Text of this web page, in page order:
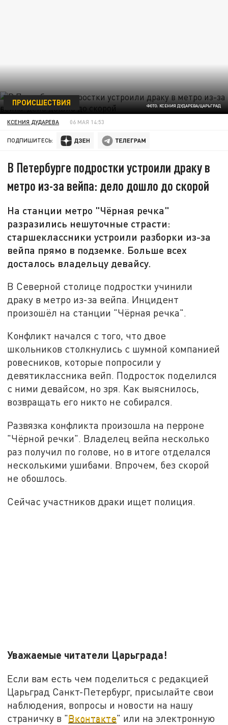
ФОТО: КСЕНИЯ ДУДАРЕВА/ЦАРЬГРАД
ПРОИСШЕСТВИЯ
КСЕНИЯ ДУДАРЕВА 06 МАЯ 14:53
ПОДПИШИТЕСЬ:
В Петербурге подростки устроили драку в
метро из-за вейпа: дело дошло до скорой
На станции метро "Чёрная речка"
разразились нешуточные страсти:
старшеклассники устроили разборки из-за
вейпа прямо в подземке. Больше всех
досталось владельцу девайсу.
В Северной столице подростки учинили
драку в метро из-за вейпа. Инцидент
произошёл на станции "Чёрная речка".
Конфликт начался с того, что двое
школьников столкнулись с шумной компанией
ровесников, которые попросили у
девятиклассника вейп. Подросток поделился
с ними девайсом, но зря. Как выяснилось,
возвращать его никто не собирался.
Развязка конфликта произошла на перроне
"Чёрной речки". Владелец вейпа несколько
раз получил по голове, но в итоге отделался
несколькими ушибами. Впрочем, без скорой
не обошлось.
Сейчас участников драки ищет полиция.
Уважаемые читатели Царьграда!
Если вам есть чем поделиться с редакцией
Царьград Санкт-Петербург, присылайте свои
наблюдения, вопросы и новости на нашу
страничку в "Вконтакте" или на электронную